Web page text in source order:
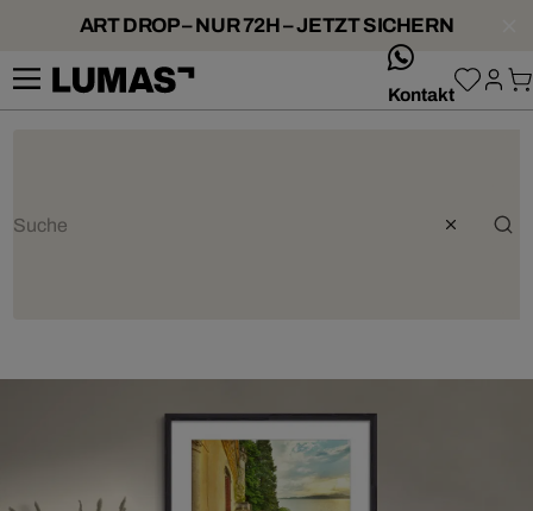
ART DROP – NUR 72H – JETZT SICHERN
Kontakt